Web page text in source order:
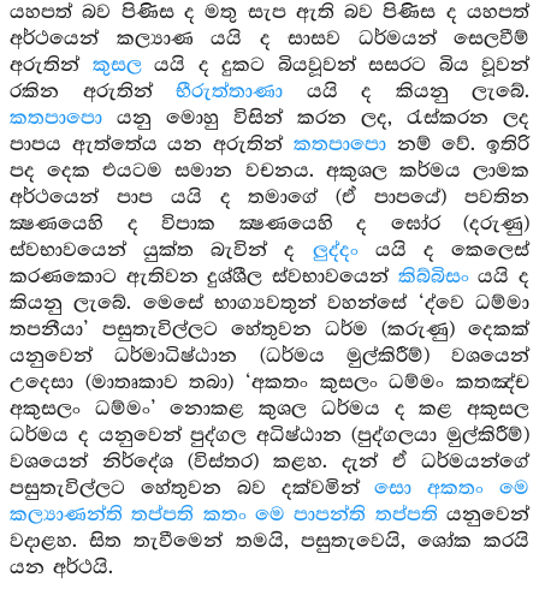
යහපත් බව පිණිස ද මතු සැප ඇති බව පිණිස ද යහපත්
අර්ථයෙන් කල්‍යාණ යයි ද සාසව ධර්මයන් සෙලවීම්
අරුතින් කුසලයයි ද දුකට බියවූවන් සසරට බිය වූවන්
රකින අරුතින් භීරුත්තාණා යයි ද කියනු ලැබේ.
කතපාපො යනු මොහු විසින් කරන ලද, රැස්කරන ලද
පාපය ඇත්තේය යන අරුතින් කතපාපොනම් වේ. ඉතිරි
පද දෙක එයටම සමාන වචනය. අකුශල කර්මය ලාමක
අර්ථයෙන් පාප යයි ද තමාගේ (ඒ පාපයේ) පවතින
ක්‍ෂණයෙහි ද විපාක ක්‍ෂණයෙහි ද ඝෝර (දරුණු)
ස්වභාවයෙන් යුක්ත බැවින් ද ලුද්දංයයි ද කෙලෙස්
කරණකොට ඇතිවන දුශ්ශීල ස්වභාවයෙන් කිබ්බිසංයයි ද
කියනු ලැබේ. මෙසේ භාග්‍යවතුන් වහන්සේ ‘ද්වෙ ධම්මා
තපනීයා’ පසුතැවිල්ලට හේතුවන ධර්ම (කරුණු) දෙකක්
යනුවෙන් ධර්මාධිෂ්ඨාන (ධර්මය මුල්කිරීම්) වශයෙන්
උදෙසා (මාතෘකාව තබා) ‘අකතං කුසලං ධම්මං කතඤ්ච
අකුසලං ධම්මං’ නොකළ කුශල ධර්මය ද කළ අකුසල
ධර්මය ද යනුවෙන් පුද්ගල අධිෂ්ඨාන (පුද්ගලයා මුල්කිරීම්)
වශයෙන් නිර්දේශ (විස්තර) කළහ. දැන් ඒ ධර්මයන්ගේ
පසුතැවිල්ලට හේතුවන බව දක්වමින්සො අකතං මෙ
කල්‍යාණන්ති තප්පති කතං මෙ පාපන්ති තප්පති යනුවෙන්
වදාළහ. සිත තැවීමෙන් තමයි, පසුතැවෙයි, ශෝක කරයි
යන අර්ථයි.